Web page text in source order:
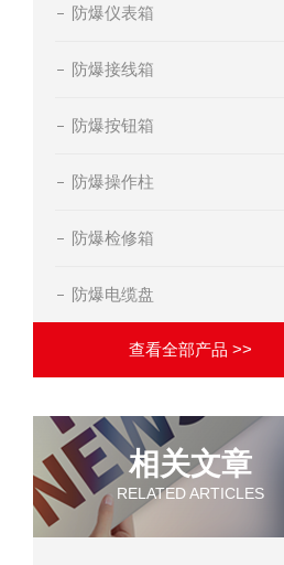
防爆仪表箱
防爆接线箱
防爆按钮箱
防爆操作柱
防爆检修箱
防爆电缆盘
查看全部产品 >>
相关文章
RELATED ARTICLES